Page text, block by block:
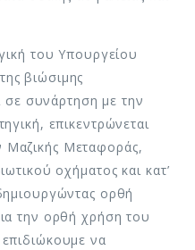
του Υπουργείου
βιώσιμης
σε συνάρτηση με την
επικεντρώνεται
Μεταφοράς,
οχήματος και κατ’
ορθή
την ορθή χρήση του
να